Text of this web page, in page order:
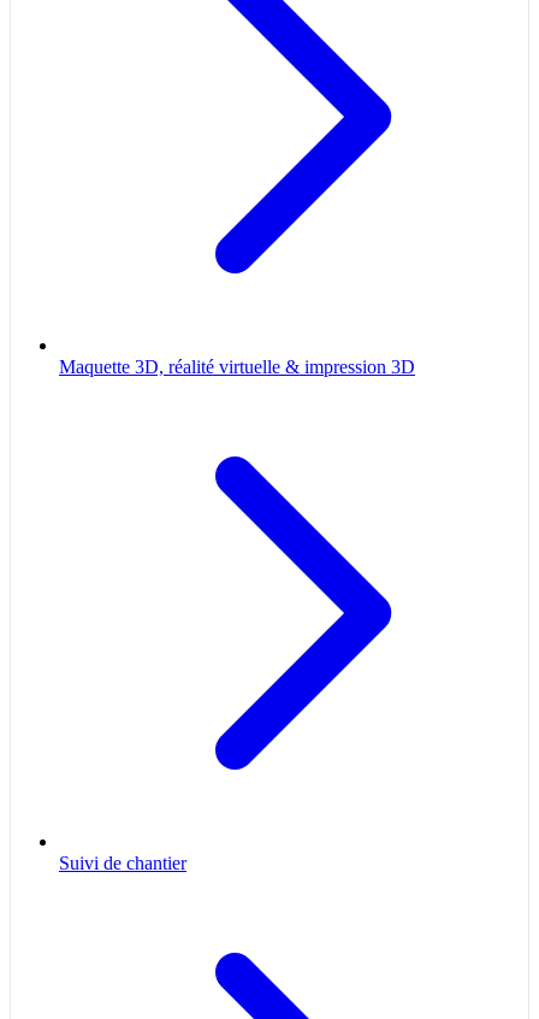
Maquette 3D, réalité virtuelle & impression 3D
Suivi de chantier